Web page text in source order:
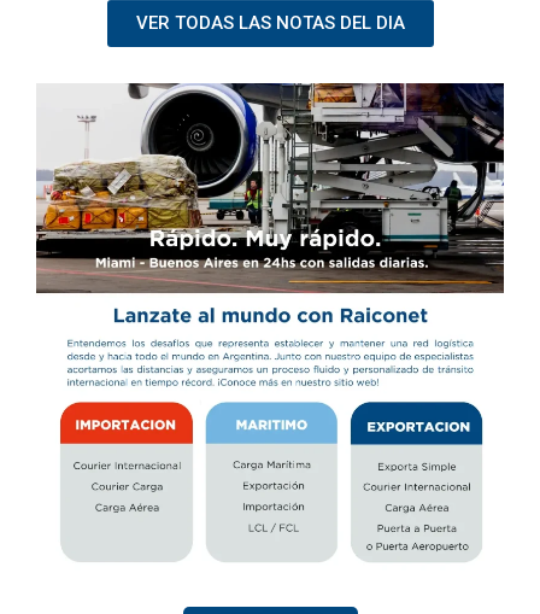
VER TODAS LAS NOTAS DEL DIA